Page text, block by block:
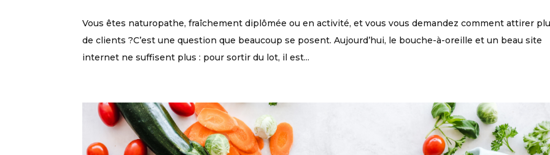
Vous êtes naturopathe, fraîchement diplômée ou en activité, et vous vous demandez comment attirer
de clients ?C’est une question que beaucoup se posent. Aujourd’hui, le bouche-à-oreille et un beau site
internet ne suffisent plus : pour sortir du lot, il est...